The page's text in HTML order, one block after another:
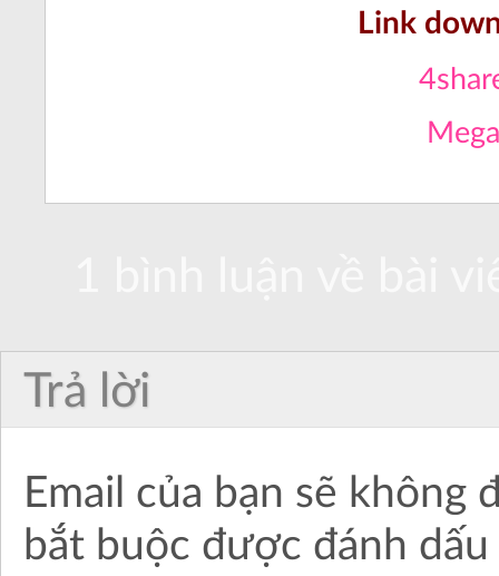
Link
Mega
Trả lời
Email của bạn sẽ
bắt buộc được đánh dấu